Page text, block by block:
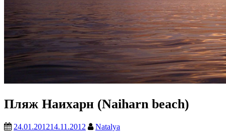
Пляж Наихарн (Naiharn beach)
24.01.201214.11.2012
Natalya